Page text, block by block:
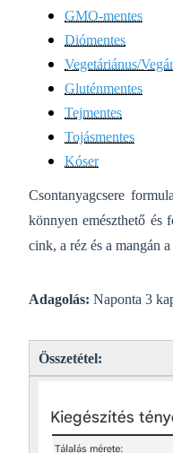
GMO-mentes
Diómentes
Vegetáriánus/
Gluténmentes
Tejmentes
Tojásmentes
Kóser
Csontanyagcsere
könnyen emészthető és
cink, a réz és a mangán
Adagolás: Naponta 3
Összetétel: